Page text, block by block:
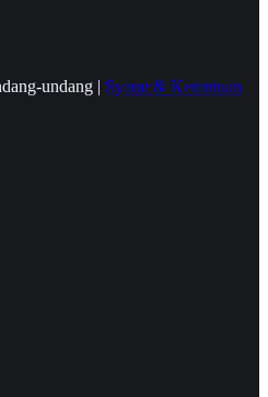
undang | Syarat & Ketentuan